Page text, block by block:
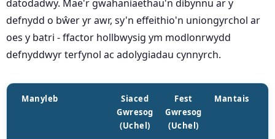
datodadwy. Mae'r gwahaniaethau'n dibynnu ar y
defnydd o bŵer yr awr, sy'n effeithio'n uniongyrchol ar
oes y batri - ffactor hollbwysig ym modlonrwydd
defnyddwyr terfynol ac adolygiadau cynnyrch.
Manyleb
Siaced
Gwresog
(Uchel)
Fest
Gwresog
(Uchel)
Mantais